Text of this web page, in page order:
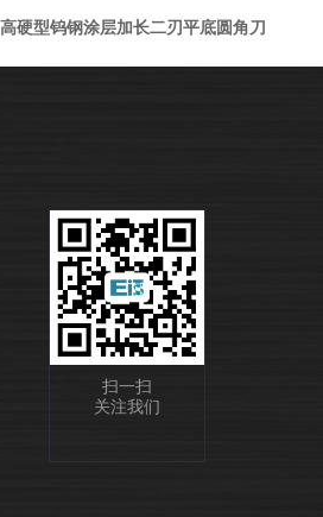
高硬型钨钢涂层加长二刃平底圆角刀
扫一扫
关注我们